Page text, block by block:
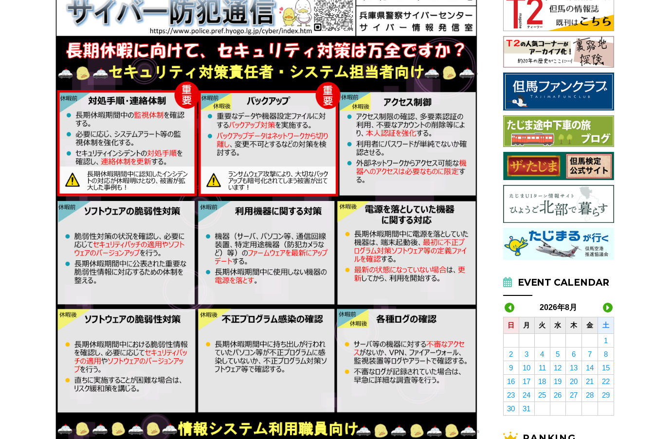
EVENT CALENDAR
2026年8月
日 月 火 水 木 金 土
1
2
3 4 5 6 7
8
9
10 11 12 13 14
15
16
17 18 19 20 21
22
23
24 25 26 27 28
29
30
31